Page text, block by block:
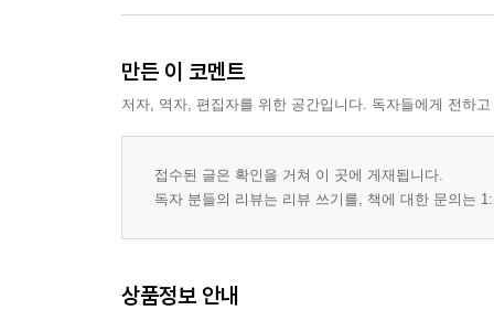
만든 이 코멘트
저자, 역자, 편집자를 위한 공간입니다. 독자들에게 전하
접수된 글은 확인을 거쳐 이 곳에 게재됩니다.
독자 분들의 리뷰는 리뷰 쓰기를, 책에 대한 문의는
상품정보 안내